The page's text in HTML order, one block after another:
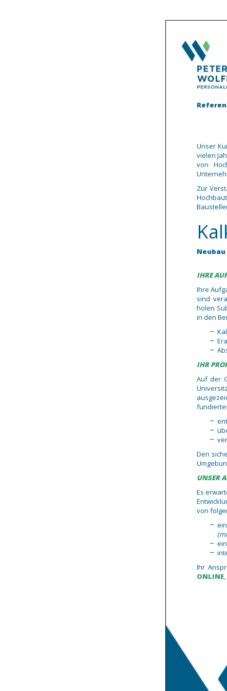
Unser
vielen
von
Zur
IHRE
Ihre
sind
holen
in den
IHR
Auf der
Den
UNSER
Es
von
Ihr
ONLINE